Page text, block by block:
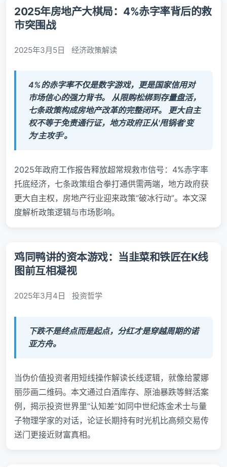
2025年房地产大棋局：4%赤字率背后的救
市突围战
2025年3月5日 经济政策解读
4%的赤字率不仅是数字游戏，更是国家信用对
市场信心的强力背书。 从限购松绑到存量盘活，
七条政策构成房地产改革的完整闭环。 更大自主
权不等于免责通行证，地方政府正从'甩锅者'变
为'主攻手'。
2025年政府工作报告释放超常规救市信号：4%赤字率
托底经济，七条政策组合拳打通供需两端，地方政府获
更大自主权，房地产行业迎来政策“破冰行动”。本文深
度解析政策逻辑与市场影响。
鸡同鸭讲的资本游戏：当韭菜和铁匠在K线
图前互相凝视
2025年3月4日 投资哲学
下跌不是终点而是起点，分红才是穿越周期的诺
亚方舟。
当伪价值投资者用短线操作解读长线逻辑，就像给蒙娜
丽莎画二维码。本文通过白酒库存、原油暴跌等鲜活案
例，揭示投资世界里“认知差”如同中世纪炼金术士与量
子物理学家的对话，论证长期持有时光机比高频交易传
送门更接近财富真相。